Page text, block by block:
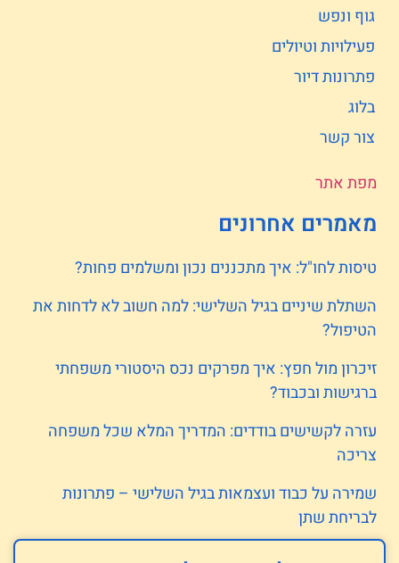
גוף ונפש
פעילויות וטיולים
פתרונות דיור
בלוג
צור קשר
מפת אתר
מאמרים אחרונים
טיסות לחו"ל: איך מתכננים נכון ומשלמים פחות?
השתלת שיניים בגיל השלישי: למה חשוב לא לדחות את
הטיפול?
זיכרון מול חפץ: איך מפרקים נכס היסטורי משפחתי
ברגישות ובכבוד?
עזרה לקשישים בודדים: המדריך המלא שכל משפחה
צריכה
שמירה על כבוד ועצמאות בגיל השלישי – פתרונות
לבריחת שתן